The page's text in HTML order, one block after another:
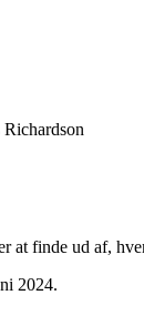
at finde ud af,
2024.